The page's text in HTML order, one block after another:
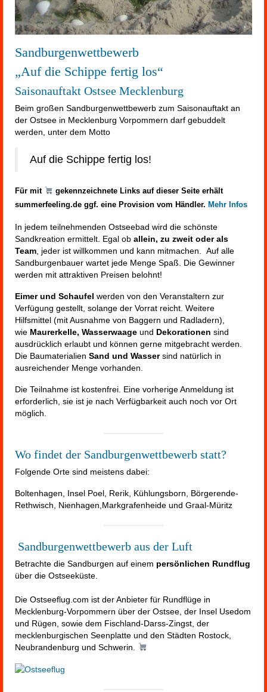
Sandburgenwettbewerb
„Auf die Schippe fertig los“
Saisonauftakt Ostsee Mecklenburg
Beim großen Sandburgenwettbewerb zum Saisonauftakt an
der Ostsee in Mecklenburg Vorpommern darf gebuddelt
werden, unter dem Motto
Auf die Schippe fertig los!
Für mit
gekennzeichnete Links auf dieser Seite erhält
summerfeeling.de ggf. eine Provision vom Händler. Mehr Infos
In jedem teilnehmenden Ostseebad wird die schönste
Sandkreation ermittelt. Egal ob allein, zu zweit oder als
Team , jeder ist willkommen und kann mitmachen. Auf alle
Sandburgenbauer wartet jede Menge Spaß. Die Gewinner
werden mit attraktiven Preisen belohnt!
Eimer und Schaufel werden von den Veranstaltern zur
Verfügung gestellt, solange der Vorrat reicht. Weitere
Hilfsmittel (mit Ausnahme von Baggern und Radladern),
wie Maurerkelle, Wasserwaage und Dekorationen sind
ausdrücklich erlaubt und können gerne mitgebracht werden.
Die Baumaterialien Sand und Wassersind natürlich in
ausreichender Menge vorhanden.
Die Teilnahme ist kostenfrei. Eine vorherige Anmeldung ist
erforderlich, sie ist je nach Verfügbarkeit auch noch vor Ort
möglich.
Wo findet der Sandburgenwettbewerb statt?
Folgende Orte sind meistens dabei:
Boltenhagen, Insel Poel, Rerik, Kühlungsborn, Börgerende-
Rethwisch, Nienhagen,Markgrafenheide und Graal-Müritz
Sandburgenwettbewerb aus der Luft
Betrachte die Sandburgen auf einem persönlichen Rundflug
über die Ostseeküste.
Die Ostseeflug.com ist der Anbieter für Rundflüge in
Mecklenburg-Vorpommern über der Ostsee, der Insel Usedom
und Rügen, sowie dem Fischland-Darss-Zingst, der
mecklenburgischen Seenplatte und den Städten Rostock,
Neubrandenburg und Schwerin.